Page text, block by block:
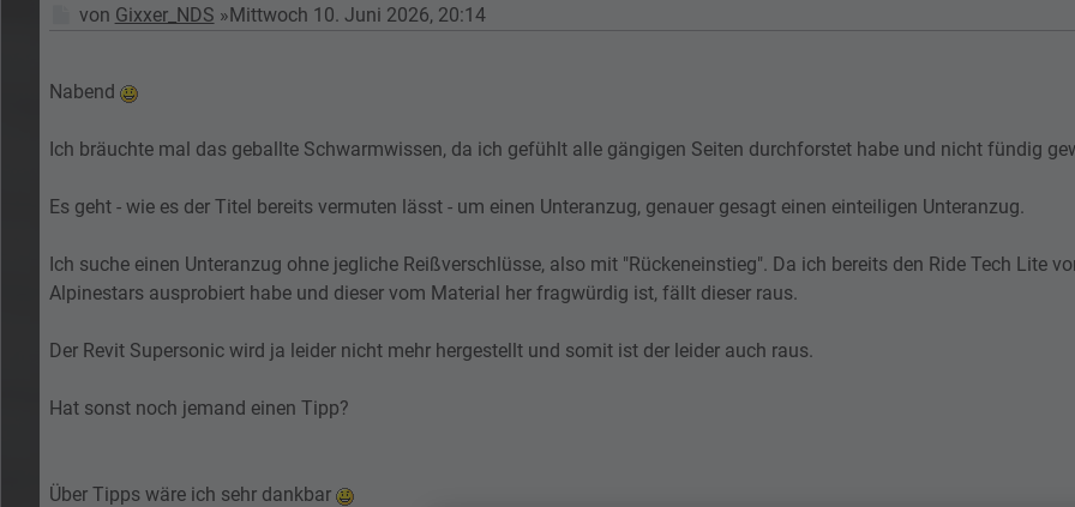
Beitrag
von Gixxer_NDS »Mittwoch 10. Juni 2026, 20:14
Nabend
Ich bräuchte mal das geballte Schwarmwissen, da ich gefühlt alle gängigen Seiten durchforstet habe und nicht fündig
Es geht - wie es der Titel bereits vermuten lässt - um einen Unteranzug, genauer gesagt einen einteiligen Unteranzug.
Ich suche einen Unteranzug ohne jegliche Reißverschlüsse, also mit "Rückeneinstieg". Da ich bereits den Ride Tech Lite
Alpinestars ausprobiert habe und dieser vom Material her fragwürdig ist, fällt dieser raus.
Der Revit Supersonic wird ja leider nicht mehr hergestellt und somit ist der leider auch raus.
Hat sonst noch jemand einen Tipp?
Über Tipps wäre ich sehr dankbar